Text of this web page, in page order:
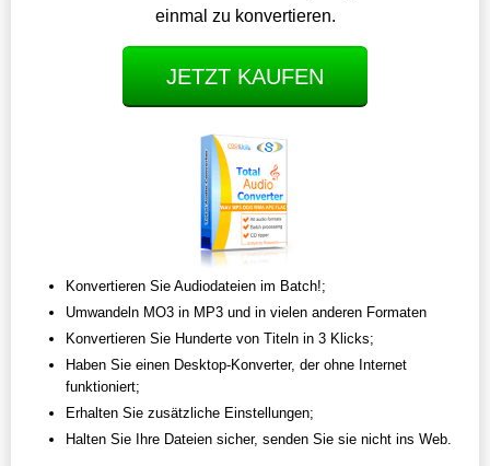
einmal zu konvertieren.
JETZT KAUFEN
Konvertieren Sie Audiodateien im Batch!;
Umwandeln MO3 in MP3 und in vielen anderen Formaten
Konvertieren Sie Hunderte von Titeln in 3 Klicks;
Haben Sie einen Desktop-Konverter, der ohne Internet
funktioniert;
Erhalten Sie zusätzliche Einstellungen;
Halten Sie Ihre Dateien sicher, senden Sie sie nicht ins Web.